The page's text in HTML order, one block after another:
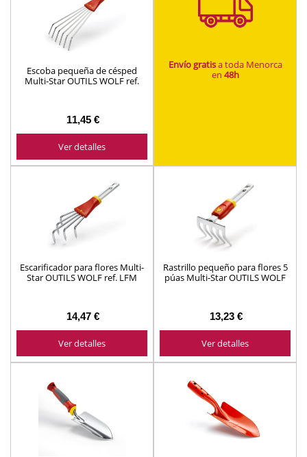
Escoba pequeña de césped
Multi-Star OUTILS WOLF ref.
11,45 €
Ver detalles
Envío gratisa toda Menorca
en 48h
Escarificador para flores Multi-
Star OUTILS WOLF ref. LFM
14,47 €
Ver detalles
Rastrillo pequeño para flores 5
púas Multi-Star OUTILS WOLF
13,23 €
Ver detalles